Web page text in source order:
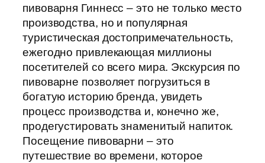
пивоварня Гиннесс – это не только место
производства, но и популярная
туристическая достопримечательность,
ежегодно привлекающая миллионы
посетителей со всего мира. Экскурсия по
пивоварне позволяет погрузиться в
богатую историю бренда, увидеть
процесс производства и, конечно же,
продегустировать знаменитый напиток.
Посещение пивоварни – это
путешествие во времени, которое